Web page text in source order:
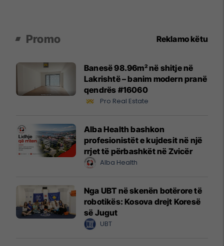
Promo Reklamo këtu
Banesë 98.96m² në shitje në
Lakrishtë – banim modern pranë
qendrës #16060
Pro Real Estate
Alba Health bashkon
profesionistët e kujdesit në një
rrjet të përbashkët në Zvicër
Alba Health
Nga UBT në skenën botërore të
robotikës: Kosova drejt Koresë
së Jugut
UBT